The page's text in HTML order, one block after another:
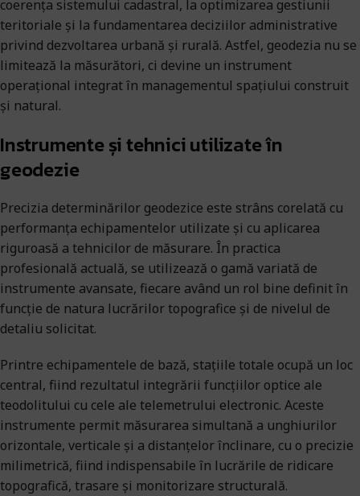
coerența sistemului cadastral, la optimizarea gestiunii
teritoriale și la fundamentarea deciziilor administrative
privind dezvoltarea urbană și rurală. Astfel, geodezia nu se
limitează la măsurători, ci devine un instrument
operațional integrat în managementul spațiului construit
și natural.
Instrumente și tehnici utilizate în
geodezie
Precizia determinărilor geodezice este strâns corelată cu
performanța echipamentelor utilizate și cu aplicarea
riguroasă a tehnicilor de măsurare. În practica
profesională actuală, se utilizează o gamă variată de
instrumente avansate, fiecare având un rol bine definit în
funcție de natura lucrărilor topografice și de nivelul de
detaliu solicitat.
Printre echipamentele de bază, stațiile totale ocupă un loc
central, fiind rezultatul integrării funcțiilor optice ale
teodolitului cu cele ale telemetrului electronic. Aceste
instrumente permit măsurarea simultană a unghiurilor
orizontale, verticale și a distanțelor înclinare, cu o precizie
milimetrică, fiind indispensabile în lucrările de ridicare
topografică, trasare și monitorizare structurală.